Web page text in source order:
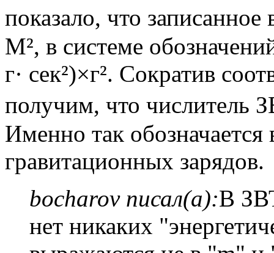
показало, что
M², в системе
г· сек²)×г². Сократив
получим, что числитель
Именно так
гравитационных зарядов.
bocharov писал(а):В
нет никаких